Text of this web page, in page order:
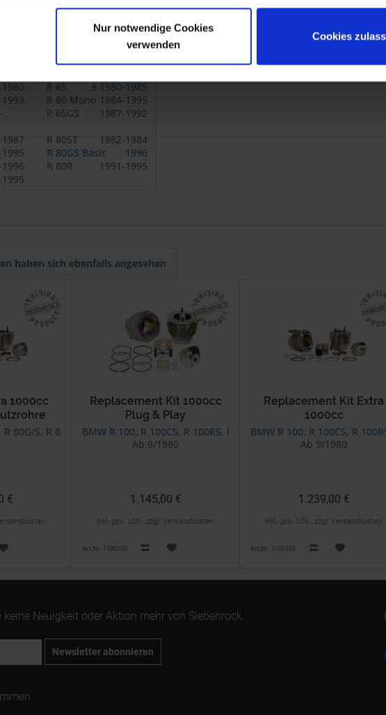
Nur notwendige Cookies
verwenden
Cookies
R 75/6
1973-1976
1973-1976
1976-1977
9.1980-1984
R 100
9.1980-1984
R 65
9.1980-1985
R 80 Mono 1984-1995
R 65GS
1987-1992
R 80ST
1982-1984
R 80GS Basic
1996
R 80R
1991-1995
haben sich ebenfalls angesehen
1000cc
80G/S, R 80ST, R 80GS, R 80R
€
Replacement Kit 1000cc
Plug & Play
BMW R 100, R 100CS, R 100RS, R 100RT, R 100GS, R 100R
Ab 9/1980
1.145,00 €
inkl. ges. USt., zzgl. Versandkosten
Art.Nr. 1100100
Replacement Kit Extra
1000cc
Plug & Play
BMW R 100, R 100CS, R
Ab 9/1980
1.239,00 €
inkl. ges. USt., zzgl. Versandkosten
Art.Nr. 1100103
Neuigkeit oder Aktion mehr von Siebenrock.
Newsletter abonnieren